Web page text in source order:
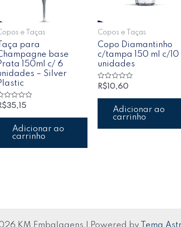
e Taças
Taça para
base
150ml c/ 6
– Silver
35,15
Adicionar ao
carrinho
Copos e Taças
Copo Diamantinho
c/tampa 150 ml c/10
unidades
Avaliação
de
R$10,60
Adicionar ao
carrinho
KM Embalagens | Powered by Tema